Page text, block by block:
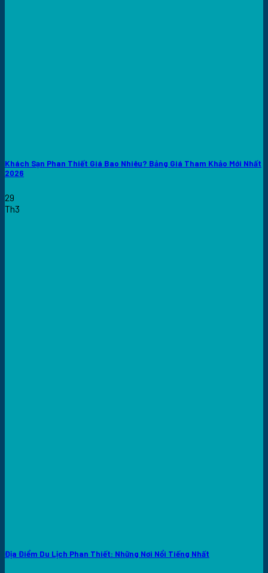
Khách Sạn Phan Thiết Giá Bao Nhiêu? Bảng Giá Tham Khảo Mới Nhất
2026
29
Th3
Địa Điểm Du Lịch Phan Thiết: Những Nơi Nổi Tiếng Nhất